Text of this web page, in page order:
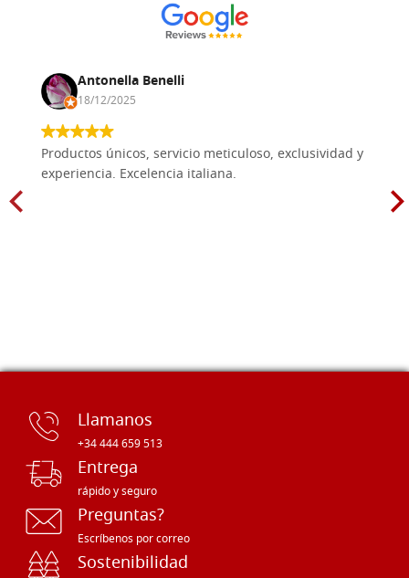
Antonella Benelli
18/12/2025
Productos únicos, servicio meticuloso, exclusividad y
experiencia. Excelencia italiana.
Llamanos
+34 444 659 513
Entrega
rápido y seguro
Preguntas?
Escríbenos por correo
Sostenibilidad